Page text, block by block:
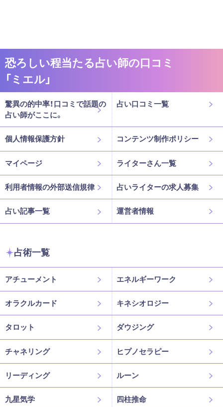
恐ろしい程当たる占い師の口コミ
「ミエル」
驚異の的中率！口コミで話題の
占い師がここに。
占い口コミ一覧
個人情報保護方針 コンテンツ制作ポリシー
マイページ ライターさん一覧
利用者情報の外部送信規律 占いライターの求人募集
占い記事一覧 運営者情報
占術一覧
アチューメント エネルギーワーク
オラクルカード キネシオロジー
タロット ダウジング
チャネリング ヒプノセラピー
リーディング ルーン
九星気学 四柱推命